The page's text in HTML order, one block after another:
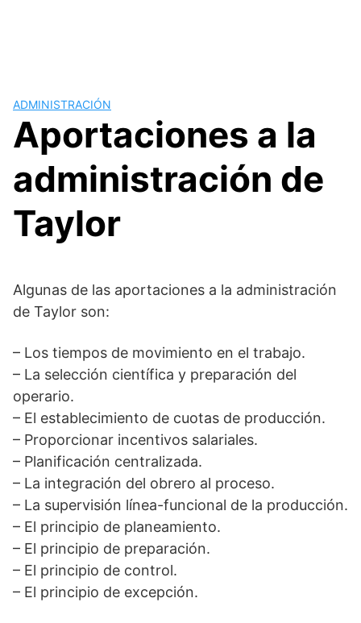
ADMINISTRACIÓN
Aportaciones a la
administración de
Taylor
Algunas de las aportaciones a la administración
de Taylor son:
– Los tiempos de movimiento en el trabajo.
– La selección científica y preparación del
operario.
– El establecimiento de cuotas de producción.
– Proporcionar incentivos salariales.
– Planificación centralizada.
– La integración del obrero al proceso.
– La supervisión línea-funcional de la producción.
– El principio de planeamiento.
– El principio de preparación.
– El principio de control.
– El principio de excepción.